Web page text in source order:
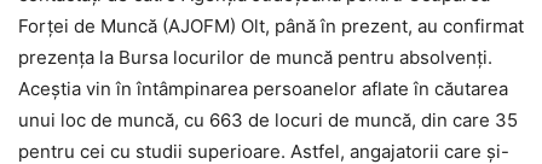
Forței de Muncă (AJOFM) Olt, până în prezent, au confirmat
prezenţa la Bursa locurilor de muncă pentru absolvenţi.
Aceştia vin în întâmpinarea persoanelor aflate în căutarea
unui loc de muncă, cu 663 de locuri de muncă, din care 35
pentru cei cu studii superioare. Astfel, angajatorii care şi-